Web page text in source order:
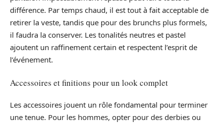
différence. Par temps chaud, il est tout à fait acceptable de
retirer la veste, tandis que pour des brunchs plus formels,
il faudra la conserver. Les tonalités neutres et pastel
ajoutent un raffinement certain et respectent l’esprit de
l’événement.
Accessoires et finitions pour un look complet
Les accessoires jouent un rôle fondamental pour terminer
une tenue. Pour les hommes, opter pour des derbies ou